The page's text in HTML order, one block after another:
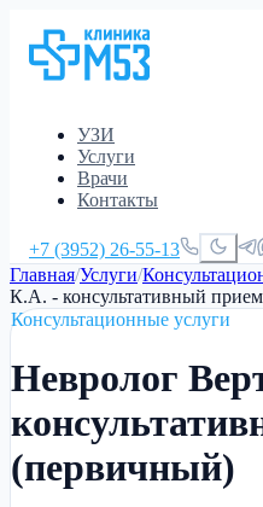
УЗИ
Услуги
Врачи
Контакты
+7 (3952) 26-55-13
Главная/Услуги/
К.А. - консультативный
Консультационные услуги
Невролог
(первичный)